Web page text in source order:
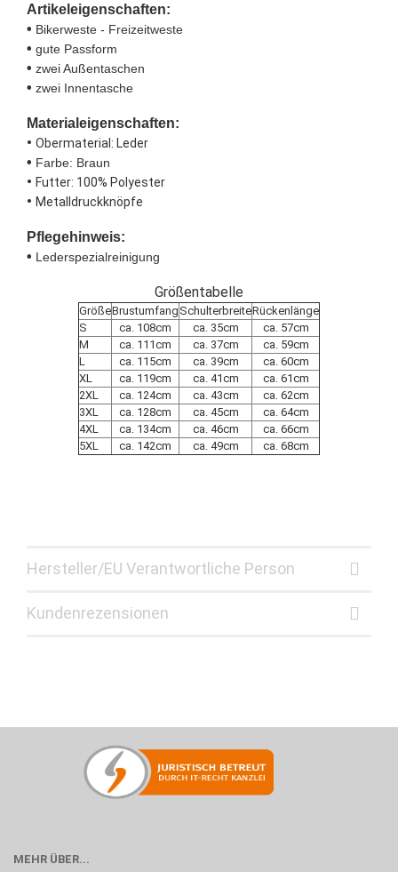
Artikeleigenschaften:
• Bikerweste - Freizeitweste
• gute Passform
• zwei Außentaschen
• zwei Innentasche
Materialeigenschaften:
• Obermaterial: Leder
• Farbe: Braun
• Futter: 100% Polyester
• Metalldruckknöpfe
Pflegehinweis:
• Lederspezialreinigung
Größentabelle
GrößeBrustumfang SchulterbreiteRückenlänge
S
ca. 108cm ca. 35cm
ca. 57cm
M
ca. 111cm ca. 37cm
ca. 59cm
L
ca. 115cm ca. 39cm
ca. 60cm
XL
ca. 119cm ca. 41cm
ca. 61cm
2XL
ca. 124cm ca. 43cm
ca. 62cm
3XL
ca. 128cm ca. 45cm
ca. 64cm
4XL
ca. 134cm ca. 46cm
ca. 66cm
5XL
ca. 142cm ca. 49cm ca. 68cm
Hersteller/EU Verantwortliche Person
Kundenrezensionen
MEHR ÜBER...